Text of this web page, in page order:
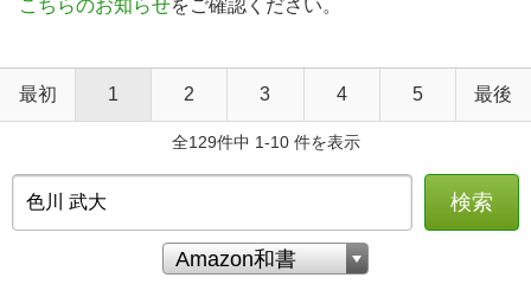
こちらのお知らせをご確認ください。
最初 1 2 3 4 5 最後
全129件中 1-10 件を表示
検索